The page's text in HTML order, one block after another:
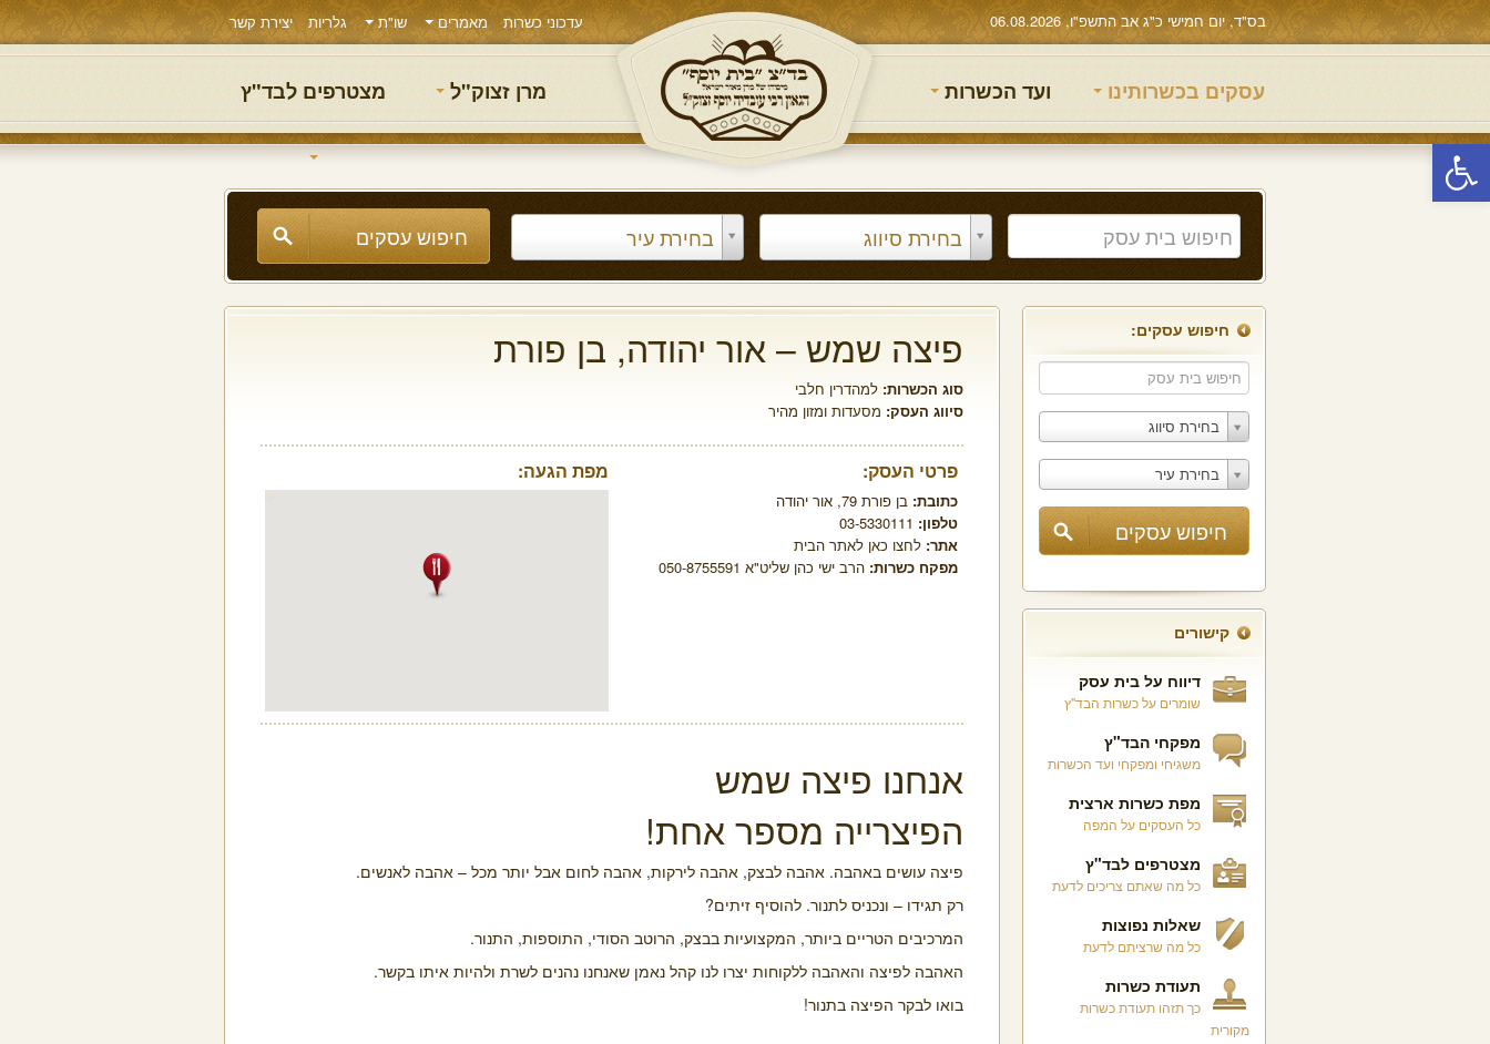
פתח סרגל נגישות
בס"ד, יום חמישי כ"ג אב התשפ"ו, 06.08.2026 עדכוני כשרות מאמרים שו"ת גלריות יצירת קשר
עסקים בכשרותינו ועד הכשרות מרן זצוק"ל מצטרפים לבד"ץ
בחירת סיווג בחירת עיר
חיפוש עסקים:
בחירת סיווג
בחירת עיר
קישורים
דיווח על בית עסק
שומרים על כשרות הבד"ץ
מפקחי הבד"ץ
משגיחי ומפקחי ועד הכשרות
מפת כשרות ארצית
כל העסקים על המפה
מצטרפים לבד"ץ
כל מה שאתם צריכים לדעת
שאלות נפוצות
כל מה שרציתם לדעת
תעודת כשרות
כך תזהו תעודת כשרות
מקורית
פיצה שמש – אור יהודה, בן פורת
סוג הכשרות: למהדרין חלבי
סיווג העסק: מסעדות ומזון מהיר
פרטי העסק:
כתובת: בן פורת 79, אור יהודה
טלפון: 03-5330111
אתר: לחצו כאן לאתר הבית
מפקח כשרות: הרב ישי כהן שליט"א 050-8755591
מפת הגעה:
אנחנו פיצה שמש
הפיצרייה מספר אחת!
פיצה עושים באהבה. אהבה לבצק, אהבה לירקות, אהבה לחום אבל יותר מכל – אהבה לאנשים.
רק תגידו – ונכניס לתנור. להוסיף זיתים?
המרכיבים הטריים ביותר, המקצועיות בבצק, הרוטב הסודי, התוספות, התנור.
האהבה לפיצה והאהבה ללקוחות יצרו לנו קהל נאמן שאנחנו נהנים לשרת ולהיות איתו בקשר.
בואו לבקר הפיצה בתנור!